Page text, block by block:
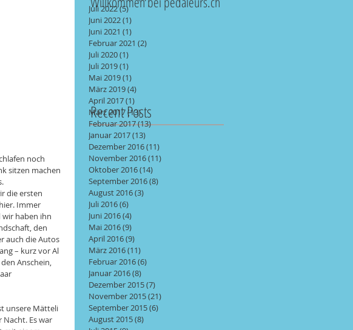
noch
sitzen machen
die ersten
Immer
wir haben ihn
den
auch die Autos
– kurz vor Al
Anschein,
unsere Mätteli
Nacht. Es war
Recent Posts
Juli 2022(5)5 Beiträge
Juni 2022(1)
Juni 2021 (1)
Februar 2021 (2)
Juli 2020(1)
Juli 2019(1)
Mai 2019(1)
März 2019(4)
April 2017(1)
März 2017(13)13 Beiträge
Februar 2017(13)13 Beiträge
Januar 2017(13)
Dezember 2016(11)
November 2016(11)
Oktober 2016(14)
September 2016(8)
August 2016(3)
Juli 2016(6)
Juni 2016(4)
Mai 2016(9)
April 2016(9)
März 2016(11)
Februar 2016(6)
Januar 2016(8)
Dezember 2015(7)
November 2015(21)
September 2015(6)
August 2015(8)